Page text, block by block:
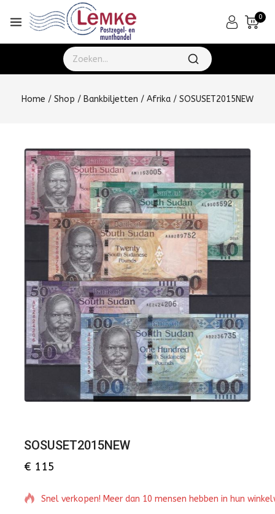
0
Home / Shop / Bankbiljetten / Afrika / SOSUSET2015NEW
SOSUSET2015NEW
€ 115
Snel verkopen! Meer dan 10 mensen hebben in hun